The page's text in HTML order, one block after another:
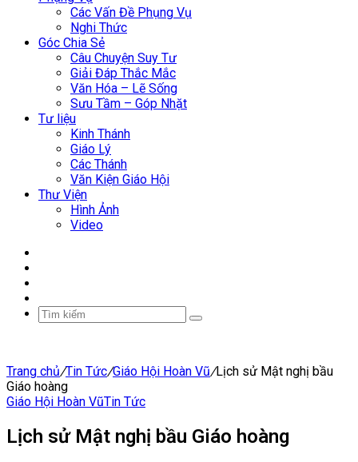
Các Vấn Đề Phụng Vụ
Nghi Thức
Góc Chia Sẻ
Câu Chuyện Suy Tư
Giải Đáp Thắc Mắc
Văn Hóa – Lẽ Sống
Sưu Tầm – Góp Nhặt
Tư liệu
Kinh Thánh
Giáo Lý
Các Thánh
Văn Kiện Giáo Hội
Thư Viện
Hình Ảnh
Video
Tìm
Trang chủ/Tin Tức/Giáo Hội Hoàn Vũ/Lịch sử Mật nghị bầu
Giáo hoàng
Giáo Hội Hoàn VũTin Tức
Lịch sử Mật nghị bầu Giáo hoàng